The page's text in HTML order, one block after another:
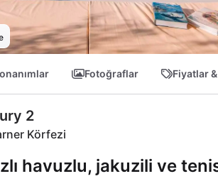
Fotoğraflar Fiyatlar
2
Körfezi
havuzlu, jakuzili ve